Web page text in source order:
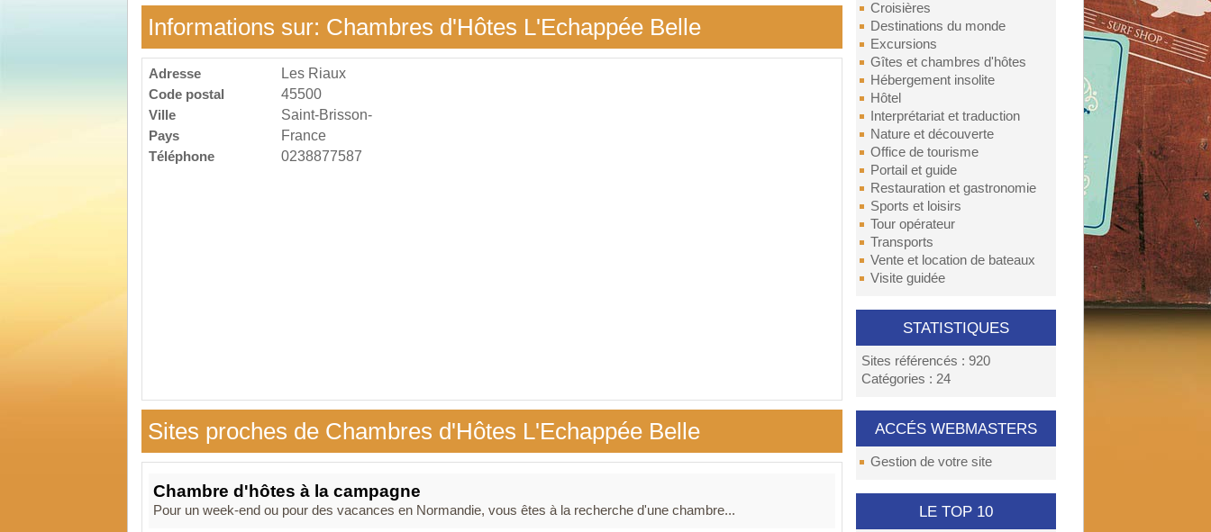
Croisières
Destinations du monde
Excursions
Gîtes et chambres d'hôtes
Hébergement insolite
Hôtel
Interprétariat et traduction
Nature et découverte
Office de tourisme
Portail et guide
Restauration et gastronomie
Sports et loisirs
Tour opérateur
Transports
Vente et location de bateaux
Visite guidée
STATISTIQUES
Sites référencés : 920
Catégories : 24
ACCÉS WEBMASTERS
Gestion de votre site
LE TOP 10
Informations sur: Chambres d'Hôtes L'Echappée Belle
Adresse
Les Riaux
Code postal
45500
Ville
Saint-Brisson-
Pays
France
Téléphone
0238877587
Sites proches de Chambres d'Hôtes L'Echappée Belle
Chambre d'hôtes à la campagne
Pour un week-end ou pour des vacances en Normandie, vous êtes à la recherche d'une chambre...